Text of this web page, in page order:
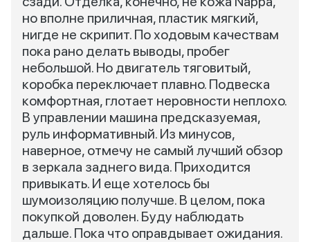
но вполне приличная, пластик мягкий,
нигде не скрипит. По ходовым качествам
пока рано делать выводы, пробег
небольшой. Но двигатель тяговитый,
коробка переключает плавно. Подвеска
комфортная, глотает неровности неплохо.
В управлении машина предсказуемая,
руль информативный. Из минусов,
наверное, отмечу не самый лучший обзор
в зеркала заднего вида. Приходится
привыкать. И еще хотелось бы
шумоизоляцию получше. В целом, пока
покупкой доволен. Буду наблюдать
дальше. Пока что оправдывает ожидания.